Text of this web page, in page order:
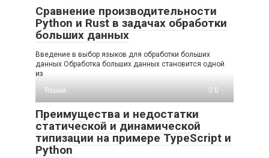
Сравнение производительности
Python и Rust в задачах обработки
больших данных
Введение в выбор языков для обработки больших
данных Обработка больших данных становится одной
из
Языки
0
Преимущества и недостатки
статической и динамической
типизации на примере TypeScript и
Python